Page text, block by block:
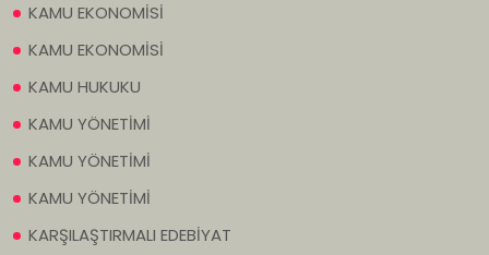
KAMU EKONOMİSİ
KAMU EKONOMİSİ
KAMU HUKUKU
KAMU YÖNETİMİ
KAMU YÖNETİMİ
KAMU YÖNETİMİ
KARŞILAŞTIRMALI EDEBİYAT